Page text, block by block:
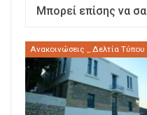
Μπορεί επίσης να
Ανακοινώσεις _ Δελτία Τύπου